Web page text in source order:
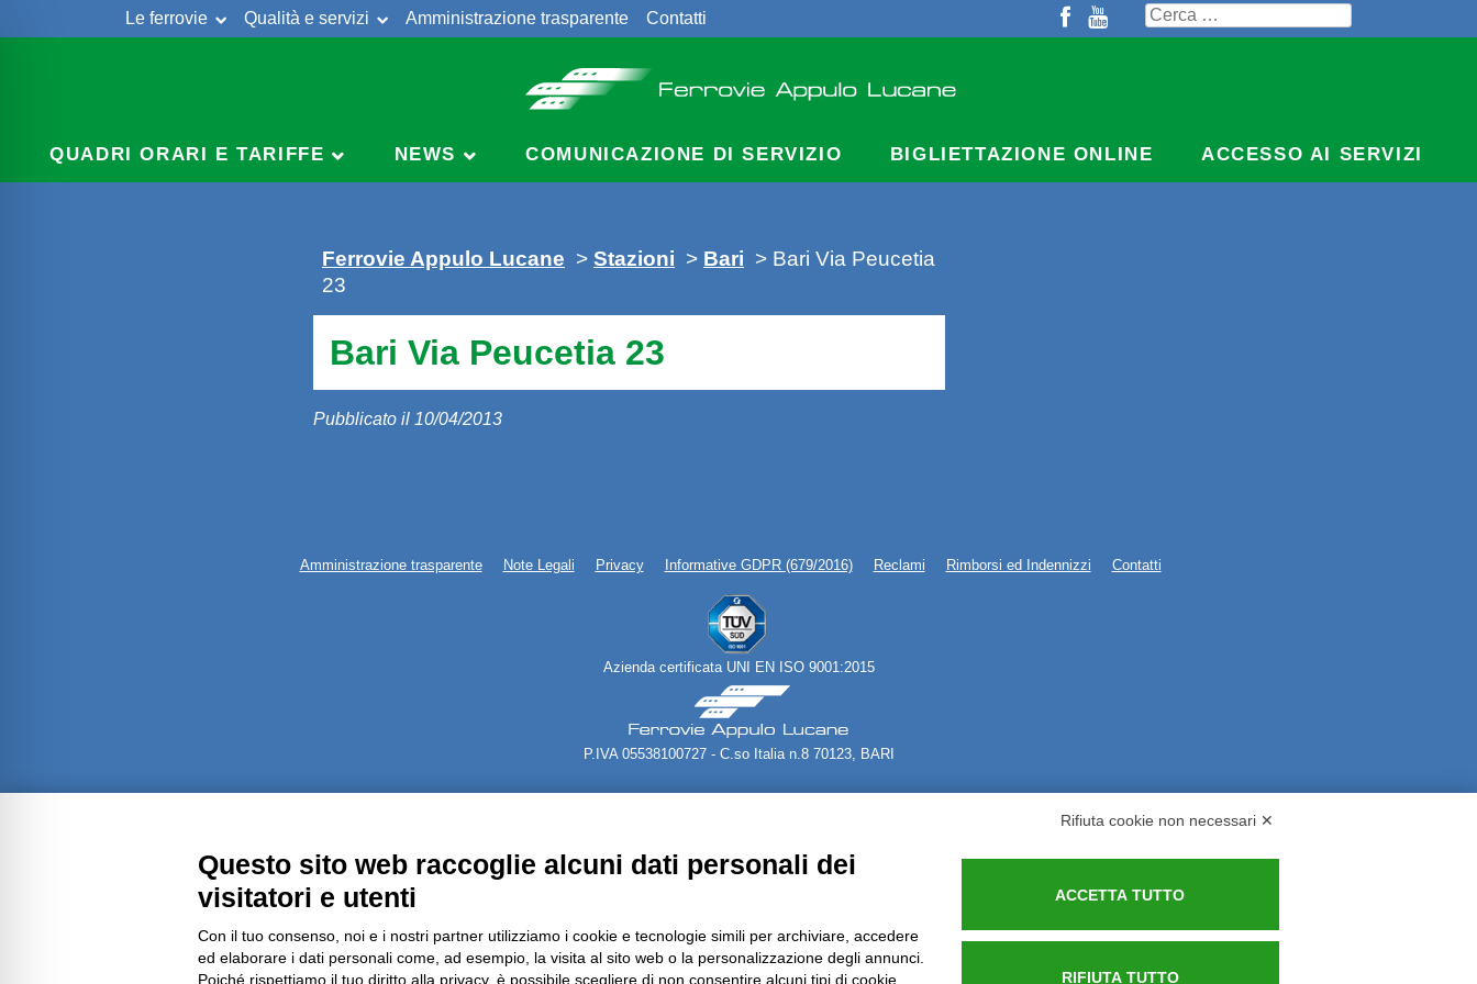
Le ferrovie Qualità e servizi Amministrazione trasparente Contatti
Ricerca
per:
QUADRI ORARI E TARIFFE NEWS COMUNICAZIONE DI SERVIZIO BIGLIETTAZIONE ONLINE ACCESSO AI SERVIZI
Ferrovie Appulo Lucane > Stazioni > Bari > Bari Via Peucetia
23
Bari Via Peucetia 23
Pubblicato il 10/04/2013
Amministrazione trasparente Note Legali Privacy Informative GDPR (679/2016) Reclami Rimborsi ed Indennizzi Contatti
Azienda certificata UNI EN ISO 9001:2015
P.IVA 05538100727 - C.so Italia n.8 70123, BARI
Rifiuta cookie non necessari ✕
Questo sito web raccoglie alcuni dati personali dei
visitatori e utenti
Con il tuo consenso, noi e i nostri partner utilizziamo i cookie e tecnologie simili per archiviare, accedere
ed elaborare i dati personali come, ad esempio, la visita al sito web o la personalizzazione degli annunci.
Poiché rispettiamo il tuo diritto alla privacy, è possibile scegliere di non consentire alcuni tipi di cookie.
ACCETTA TUTTO
RIFIUTA TUTTO